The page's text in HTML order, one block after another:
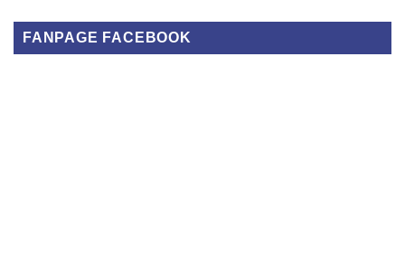
FANPAGE FACEBOOK